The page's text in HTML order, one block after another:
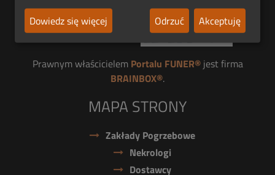
Jesteśmy członkiem
Prawnym właścicielem Portalu FUNER®jest firma
BRAINBOX®.
MAPA STRONY
Zakłady Pogrzebowe
Nekrologi
Dostawcy
Dowiedz się więcej
Odrzuć Akceptuję